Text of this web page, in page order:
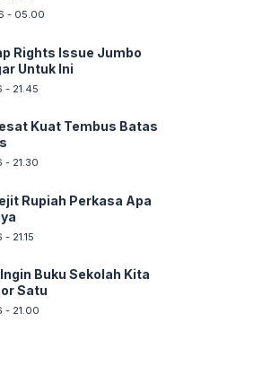
- 05.00
Rights Issue Jumbo
Untuk Ini
21.45
Kuat Tembus Batas
21.30
Rupiah Perkasa Apa
21.15
Buku Sekolah Kita
Satu
- 21.00